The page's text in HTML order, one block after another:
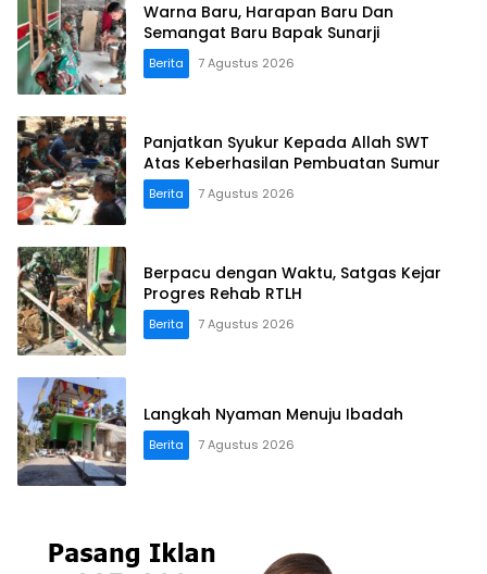
Warna Baru, Harapan Baru Dan
Semangat Baru Bapak Sunarji
Berita 7 Agustus 2026
Panjatkan Syukur Kepada Allah SWT
Atas Keberhasilan Pembuatan Sumur
Berita 7 Agustus 2026
Berpacu dengan Waktu, Satgas Kejar
Progres Rehab RTLH
Berita 7 Agustus 2026
Langkah Nyaman Menuju Ibadah
Berita 7 Agustus 2026